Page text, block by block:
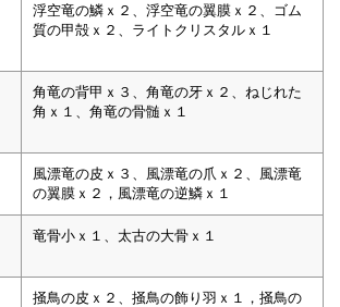
浮空竜の鱗ｘ２、浮空竜の翼膜ｘ２、ゴム
質の甲殻ｘ２、ライトクリスタルｘ１
角竜の背甲ｘ３、角竜の牙ｘ２、ねじれた
角ｘ１、角竜の骨髄ｘ１
風漂竜の皮ｘ３、風漂竜の爪ｘ２、風漂竜
の翼膜ｘ２，風漂竜の逆鱗ｘ１
竜骨小ｘ１、太古の大骨ｘ１
掻鳥の皮ｘ２、掻鳥の飾り羽ｘ１，掻鳥の